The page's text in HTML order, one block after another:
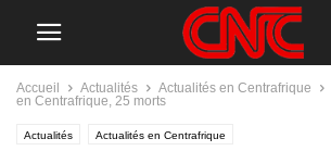
Accueil Actualités Actualités en Centrafrique
en Centrafrique, 25 morts
Actualités Actualités en Centrafrique